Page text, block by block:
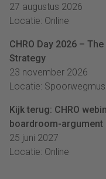
27 augustus 2026
Locatie: Online
CHRO Day 2026 –
Strategy
23 november 2026
Locatie:
Kijk terug: CHRO
boardroom-argument
25 juni 2027
Locatie: Online